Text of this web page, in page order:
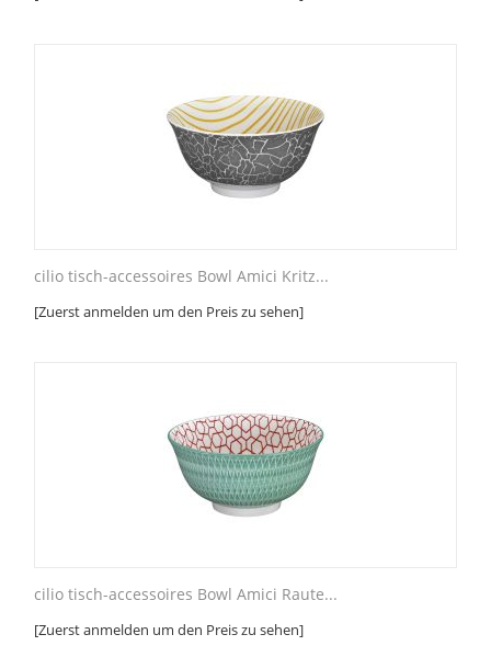
cilio tisch-accessoires Bowl Amici Kritz...
[Zuerst anmelden um den Preis zu sehen]
cilio tisch-accessoires Bowl Amici Raute...
[Zuerst anmelden um den Preis zu sehen]